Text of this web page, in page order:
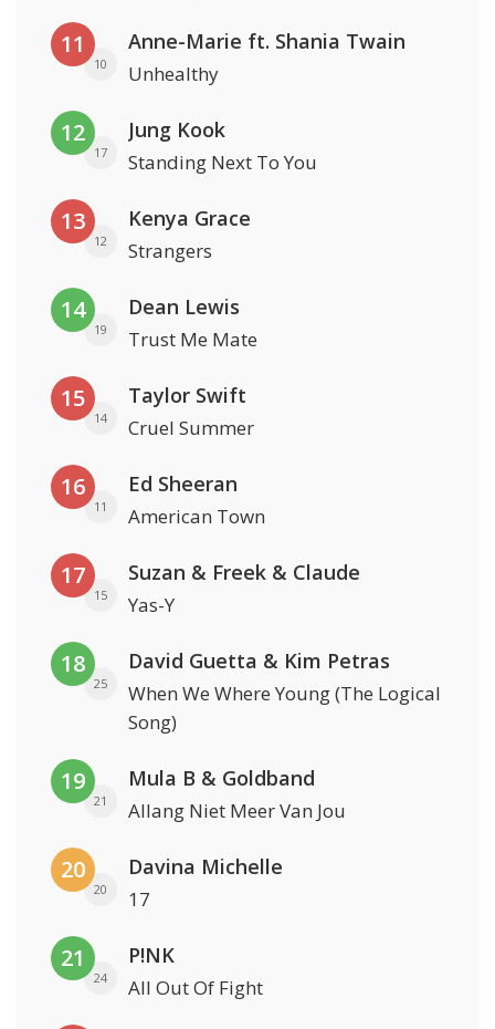
11
10
Anne-Marie ft. Shania Twain
Unhealthy
12
17
Jung Kook
Standing Next To You
13
12
Kenya Grace
Strangers
14
19
Dean Lewis
Trust Me Mate
15
14
Taylor Swift
Cruel Summer
16
11
Ed Sheeran
American Town
17
15
Suzan & Freek & Claude
Yas-Y
18
25
David Guetta & Kim Petras
When We Where Young (The Logical
Song)
19
21
Mula B & Goldband
Allang Niet Meer Van Jou
20
20
Davina Michelle
17
21
24
P!NK
All Out Of Fight